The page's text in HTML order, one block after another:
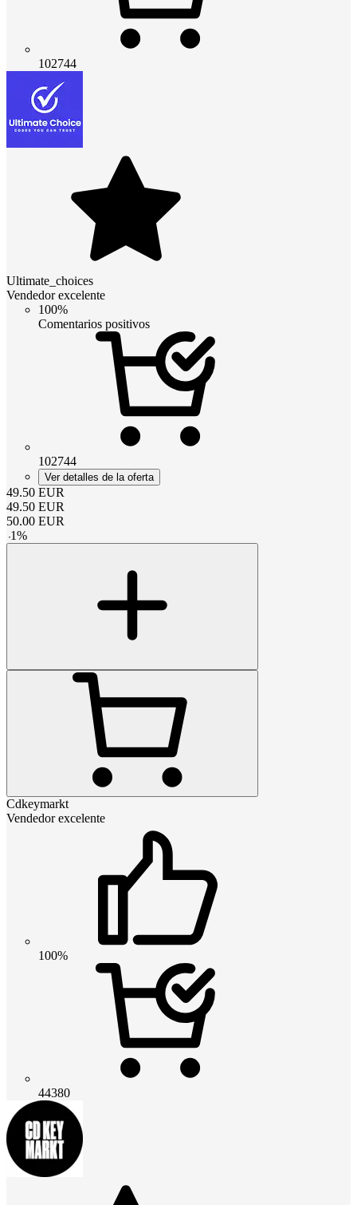
102744
Ultimate_choices
Vendedor excelente
100%
Comentarios positivos
102744
Ver detalles de la oferta
49.50 EUR
49.50 EUR
50.00 EUR
-1%
Cdkeymarkt
Vendedor excelente
100%
44380